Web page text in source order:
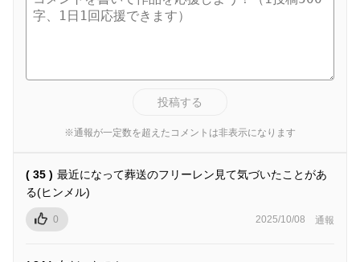
投稿する
※通報が一定数を超えたコメントは非表示になります
( 35 ) 最近になって葬送のフリーレン見て気づいたことがあ
る(ヒンメル)
0 2025/10/08 通報